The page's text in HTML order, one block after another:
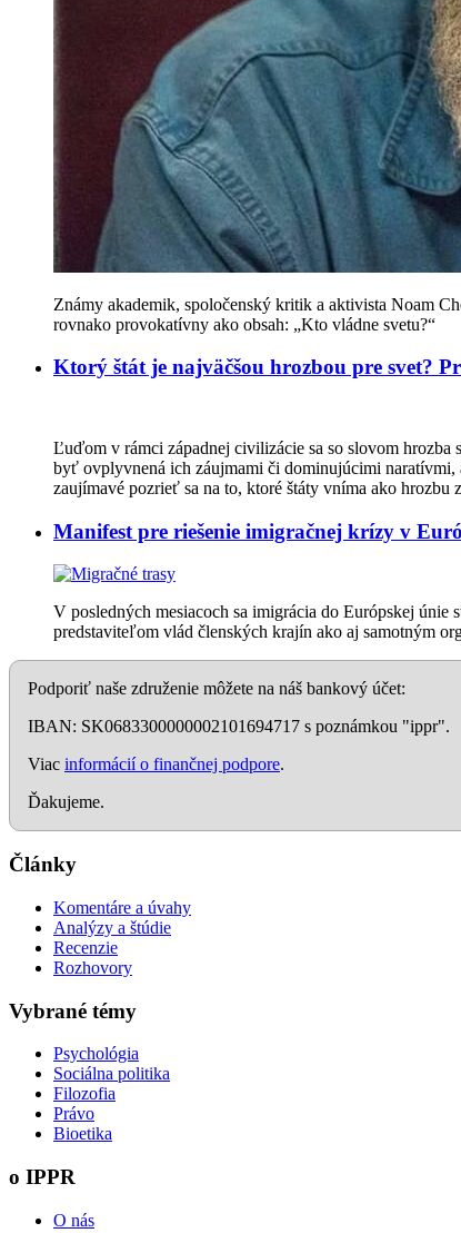
Známy akademik, spoločenský kritik a aktivista Noam
rovnako provokatívny ako obsah: „Kto vládne svetu?“
Ktorý štát je najväčšou hrozbou pre svet?
Ľuďom v rámci západnej civilizácie sa so slovom
byť ovplyvnená ich záujmami či dominujúcimi naratívmi,
zaujímavé pozrieť sa na to, ktoré štáty vníma ako hrozbu
Manifest pre riešenie imigračnej krízy v
V posledných mesiacoch sa imigrácia do Európskej
predstaviteľom vlád členských krajín ako aj samotným
Podporiť naše združenie môžete na náš bankový účet:
IBAN: SK0683300000002101694717 s poznámkou "ippr".
Viac informácií o finančnej podpore.
Ďakujeme.
Články
Komentáre a úvahy
Analýzy a štúdie
Recenzie
Rozhovory
Vybrané témy
Psychológia
Sociálna politika
Filozofia
Právo
Bioetika
o IPPR
O nás